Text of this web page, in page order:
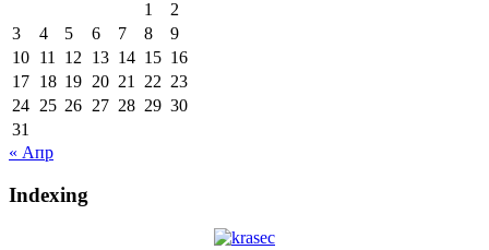
1
2
3
4 5 6 7 8
9
10 11 12 13 14 15 16
17 18 19 20 21 22 23
24 25 26 27 28 29 30
31
« Апр
Indexing